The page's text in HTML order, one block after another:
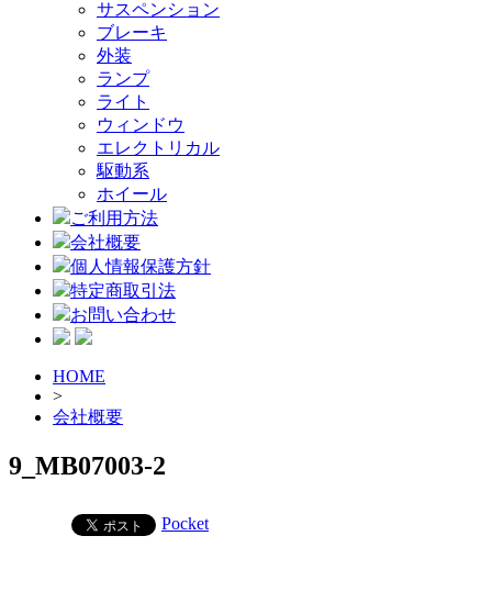
サスペンション
ブレーキ
外装
ランプ
ライト
ウィンドウ
エレクトリカル
駆動系
ホイール
ご利用方法
会社概要
個人情報保護方針
特定商取引法
お問い合わせ
HOME
>
会社概要
9_MB07003-2
Pocket